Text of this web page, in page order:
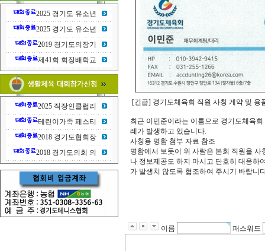
2025 경기도 유소년
2025 경기도 유소년
2019 경기도의장기
제41회 회장배학교
2025 직장인클럽리
테린이가족 페스티
2018 경기도협회장
2018 경기도의회 의
[긴급] 경기도체육회 직원 사칭 계약 및 용
최근 이민준이라는 이름으로 경기도체육
례가 발생하고 있습니다.
사칭용 명함 첨부 자료 참조
명함에서 보듯이 위 사람은 본회 직원을
나 정보제공도 하지 마시고 단호히 대응하
가 발생치 않도록 협조하여 주시기 바랍니
이름 패스워드